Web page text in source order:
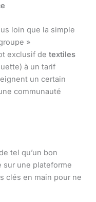
loin que la simple
»
exclusif de textiles
à un tarif
un certain
communauté
tel qu’un bon
sur une plateforme
clés en main pour ne